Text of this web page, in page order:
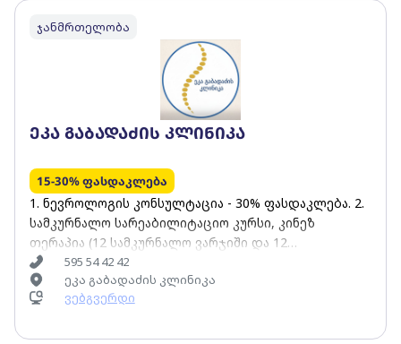
ჯანმრთელობა
ეკა გაბადაძის კლინიკა
15-30% ფასდაკლება
1. ნევროლოგის კონსულტაცია - 30% ფასდაკლება. 2.
სამკურნალო სარეაბილიტაციო კურსი, კინეზ
თერაპია (12 სამკურნალო ვარჯიში და 12
სამკურნალო მასაჟი) -15% ფასდაკლება.
595 54 42 42
ეკა გაბადაძის კლინიკა
ვებგვერდი